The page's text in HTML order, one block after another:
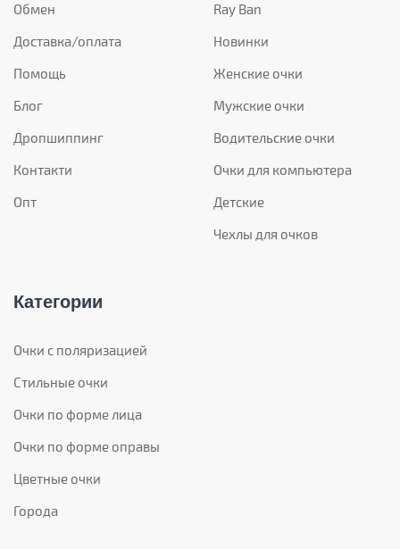
Обмен
Доставка/оплата
Помощь
Блог
Дропшиппинг
Контакти
Опт
Ray Ban
Новинки
Женские очки
Мужские очки
Водительские очки
Очки для компьютера
Детские
Чехлы для очков
Категории
Очки с поляризацией
Стильные очки
Очки по форме лица
Очки по форме оправы
Цветные очки
Города